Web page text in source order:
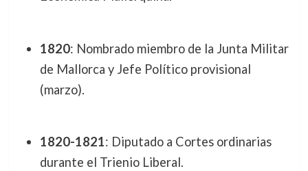
1820: Nombrado miembro de la Junta Militar
de Mallorca y Jefe Político provisional
(marzo).
1820-1821: Diputado a Cortes ordinarias
durante el Trienio Liberal.